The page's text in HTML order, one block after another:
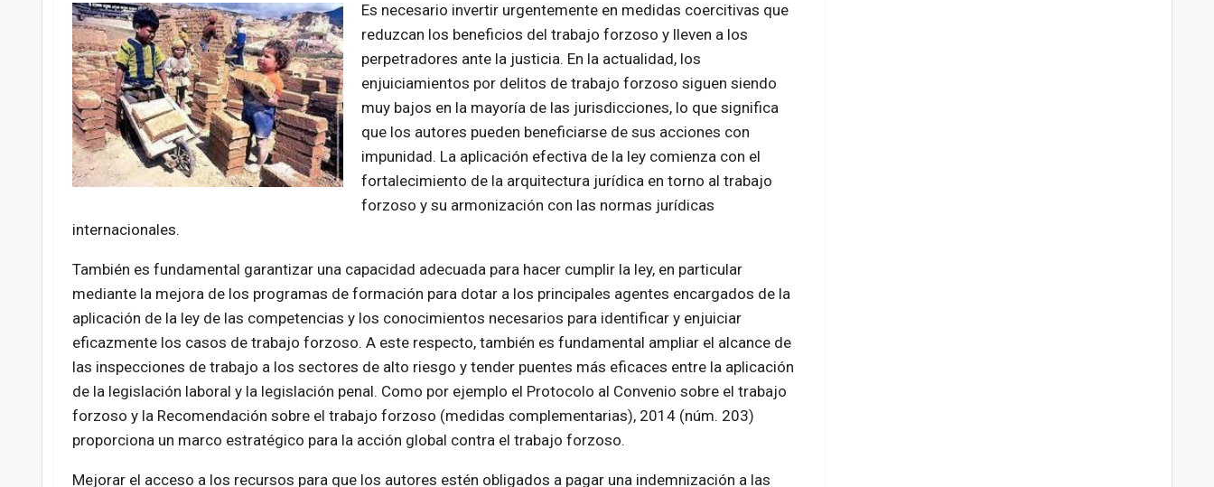
Es necesario invertir urgentemente en medidas coercitivas que
reduzcan los beneficios del trabajo forzoso y lleven a los
perpetradores ante la justicia. En la actualidad, los
enjuiciamientos por delitos de trabajo forzoso siguen siendo
muy bajos en la mayoría de las jurisdicciones, lo que significa
que los autores pueden beneficiarse de sus acciones con
impunidad. La aplicación efectiva de la ley comienza con el
fortalecimiento de la arquitectura jurídica en torno al trabajo
forzoso y su armonización con las normas jurídicas
internacionales.
También es fundamental garantizar una capacidad adecuada para hacer cumplir la ley, en particular
mediante la mejora de los programas de formación para dotar a los principales agentes encargados de la
aplicación de la ley de las competencias y los conocimientos necesarios para identificar y enjuiciar
eficazmente los casos de trabajo forzoso. A este respecto, también es fundamental ampliar el alcance de
las inspecciones de trabajo a los sectores de alto riesgo y tender puentes más eficaces entre la aplicación
de la legislación laboral y la legislación penal. Como por ejemplo el Protocolo al Convenio sobre el trabajo
forzoso y la Recomendación sobre el trabajo forzoso (medidas complementarias), 2014 (núm. 203)
proporciona un marco estratégico para la acción global contra el trabajo forzoso.
Mejorar el acceso a los recursos para que los autores estén obligados a pagar una indemnización a las